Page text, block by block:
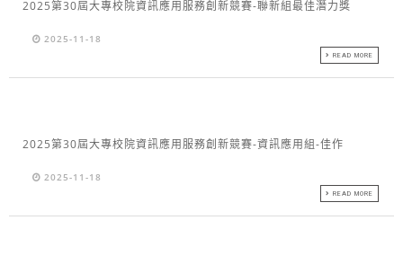
2025第30屆大專校院資訊應用服務創新競賽-聯新組最佳潛力獎
2025-11-18
READ MORE
2025第30屆大專校院資訊應用服務創新競賽-資訊應用組-佳作
2025-11-18
READ MORE